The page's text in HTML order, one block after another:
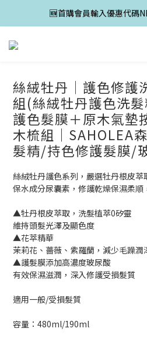
🆕首購會員輸入優惠代碼
絲絨牡丹│護色修護
組(絲絨牡丹護色洗
護色髮膜＋原木氣墊
木梳組｜SAHOLEA
髮精/持色修護髮膜/
絲絨牡丹護色系列，嚴選牡丹根皮萃
保水成分尿囊素，修護乾燥保濕柔
▲牡丹根皮萃取，洗髮植萃0矽靈
維持頭髮光澤及顯色度
▲花萃精華
茉莉花、薔薇、紫羅蘭，減少毛躁潤
▲護髮膜添加高濃度玻尿酸
有效保濕滋潤，深入修護受損髮質
適用一般/受損髮質
容量：480ml/190ml